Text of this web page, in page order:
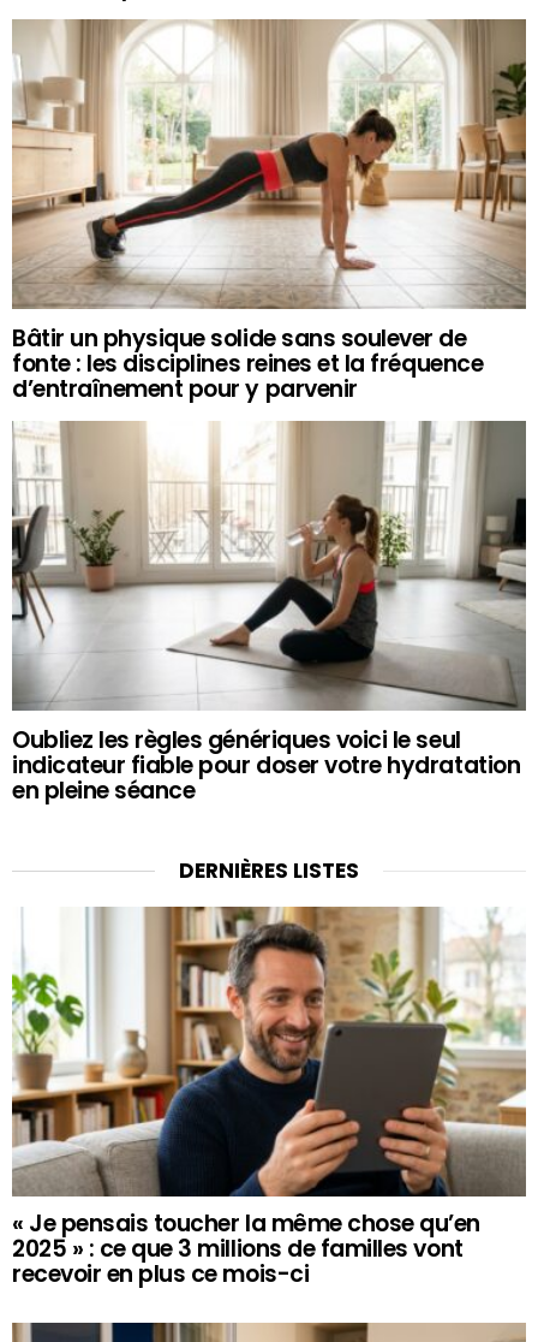
Bâtir un physique solide sans soulever de
fonte : les disciplines reines et la fréquence
d’entraînement pour y parvenir
Oubliez les règles génériques voici le seul
indicateur fiable pour doser votre hydratation
en pleine séance
DERNIÈRES LISTES
« Je pensais toucher la même chose qu’en
2025 » : ce que 3 millions de familles vont
recevoir en plus ce mois-ci